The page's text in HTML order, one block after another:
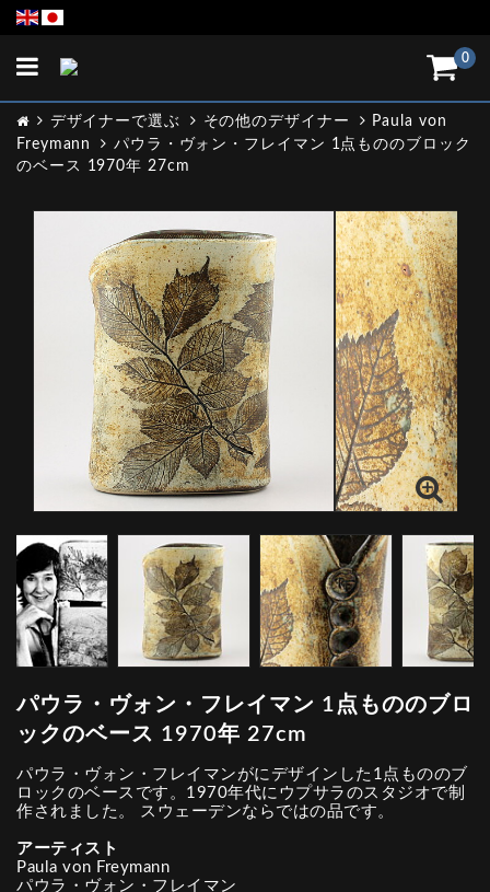
0
Toggle
デザイナーで選ぶ その他のデザイナー
Paula von
Freymann
パウラ・ヴォン・フレイマン 1点もののブロック
のベース 1970年 27cm
パウラ・ヴォン・フレイマン 1点もののブロ
ックのベース 1970年 27cm
パウラ・ヴォン・フレイマンがにデザインした1点もののブ
ロックのベースです。1970年代にウプサラのスタジオで制
作されました。 スウェーデンならではの品です。
アーティスト
Paula von Freymann
パウラ・ヴォン・フレイマン